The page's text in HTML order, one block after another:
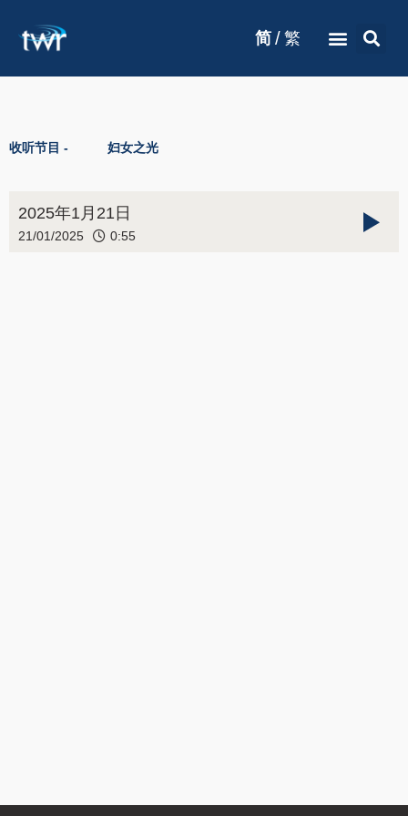
简 / 繁
收听节目 - 妇女之光
2025年1月21日
21/01/2025 0:55